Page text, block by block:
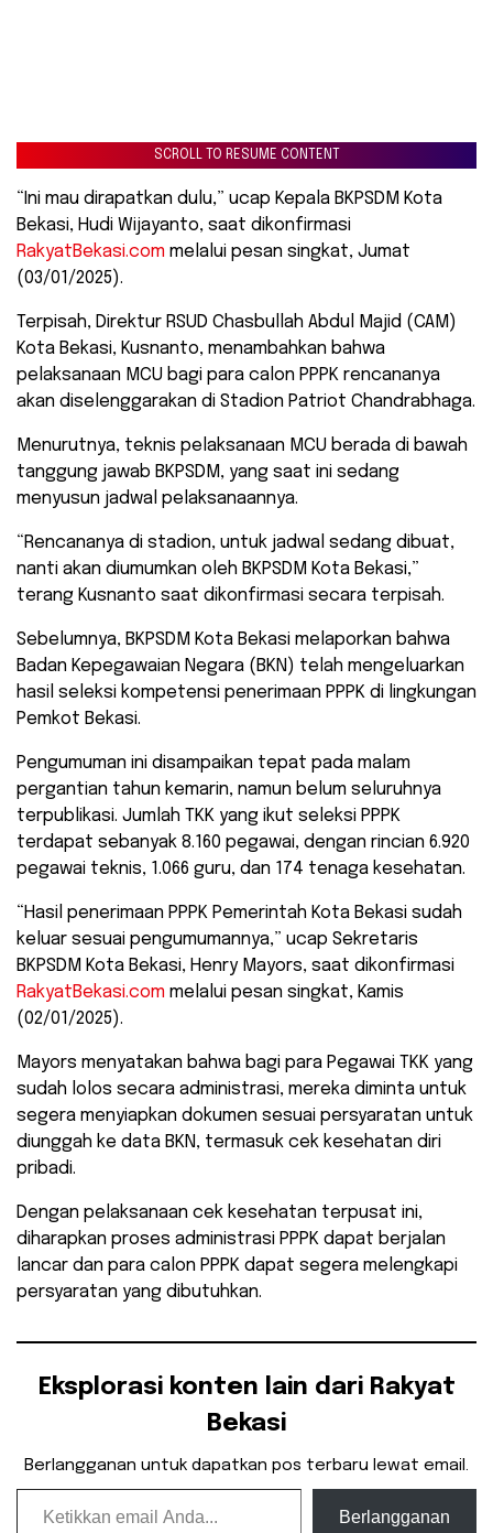
SCROLL TO RESUME CONTENT
“Ini mau dirapatkan dulu,” ucap Kepala BKPSDM Kota
Bekasi, Hudi Wijayanto, saat dikonfirmasi
RakyatBekasi.com melalui pesan singkat, Jumat
(03/01/2025).
Terpisah, Direktur RSUD Chasbullah Abdul Majid (CAM)
Kota Bekasi, Kusnanto, menambahkan bahwa
pelaksanaan MCU bagi para calon PPPK rencananya
akan diselenggarakan di Stadion Patriot Chandrabhaga.
Menurutnya, teknis pelaksanaan MCU berada di bawah
tanggung jawab BKPSDM, yang saat ini sedang
menyusun jadwal pelaksanaannya.
“Rencananya di stadion, untuk jadwal sedang dibuat,
nanti akan diumumkan oleh BKPSDM Kota Bekasi,”
terang Kusnanto saat dikonfirmasi secara terpisah.
Sebelumnya, BKPSDM Kota Bekasi melaporkan bahwa
Badan Kepegawaian Negara (BKN) telah mengeluarkan
hasil seleksi kompetensi penerimaan PPPK di lingkungan
Pemkot Bekasi.
Pengumuman ini disampaikan tepat pada malam
pergantian tahun kemarin, namun belum seluruhnya
terpublikasi. Jumlah TKK yang ikut seleksi PPPK
terdapat sebanyak 8.160 pegawai, dengan rincian 6.920
pegawai teknis, 1.066 guru, dan 174 tenaga kesehatan.
“Hasil penerimaan PPPK Pemerintah Kota Bekasi sudah
keluar sesuai pengumumannya,” ucap Sekretaris
BKPSDM Kota Bekasi, Henry Mayors, saat dikonfirmasi
RakyatBekasi.com melalui pesan singkat, Kamis
(02/01/2025).
Mayors menyatakan bahwa bagi para Pegawai TKK yang
sudah lolos secara administrasi, mereka diminta untuk
segera menyiapkan dokumen sesuai persyaratan untuk
diunggah ke data BKN, termasuk cek kesehatan diri
pribadi.
Dengan pelaksanaan cek kesehatan terpusat ini,
diharapkan proses administrasi PPPK dapat berjalan
lancar dan para calon PPPK dapat segera melengkapi
persyaratan yang dibutuhkan.
Eksplorasi konten lain dari Rakyat
Bekasi
Berlangganan untuk dapatkan pos terbaru lewat email.
Ketikkan email Anda...
Berlangganan